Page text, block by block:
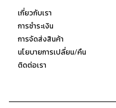
เกี่ยวกับเรา
การชำระเงิน
การจัดส่งสินค้า
นโยบายการเปลี่ยน/คืน
ติดต่อเรา